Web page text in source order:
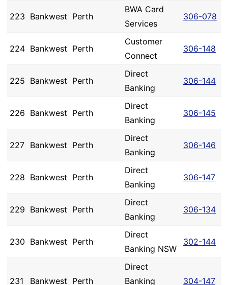
223 Bankwest Perth
BWA Card
Services
306-078
224 Bankwest Perth
Customer
Connect
306-148
225 Bankwest Perth
Direct
Banking
306-144
226 Bankwest Perth
Direct
Banking
306-145
227 Bankwest Perth
Direct
Banking
306-146
228 Bankwest Perth
Direct
Banking
306-147
229 Bankwest Perth
Direct
Banking
306-134
230 Bankwest Perth
Direct
Banking NSW
302-144
231 Bankwest Perth
Direct
Banking
304-147